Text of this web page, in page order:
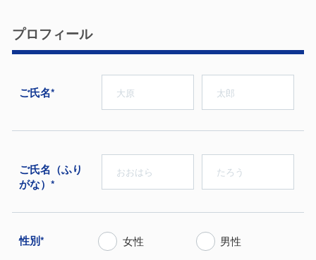
プロフィール
ご⽒名*
ご⽒名（ふり
がな）*
性別* 女性 男性